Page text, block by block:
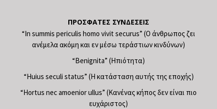
ΠΡΌΣΦΑΤΕΣ ΣΥΝΔΈΣΕΙΣ
“In summis periculis homo vivit securus” (Ο άνθρωπος ζει
ανέμελα ακόμη και εν μέσω τεράστιων κινδύνων)
“Benignita” (Ηπιότητα)
“Huius seculi status” (Η κατάσταση αυτής της εποχής)
“Hortus nec amoenior ullus” (Κανένας κήπος δεν είναι πιο
ευχάριστος)